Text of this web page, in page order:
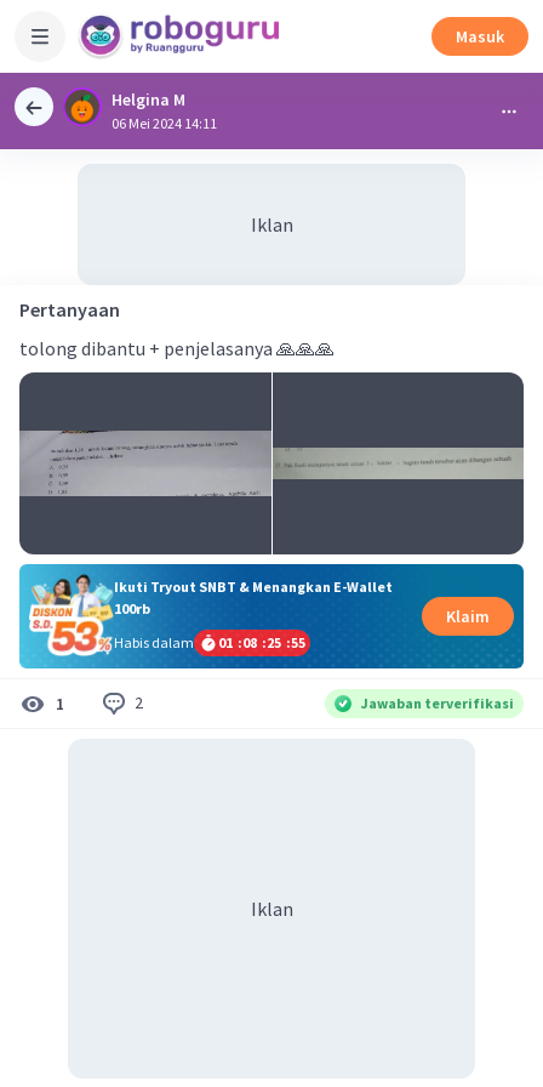
Masuk
Helgina M
06 Mei 2024 14:11
Iklan
Pertanyaan
tolong dibantu + penjelasanya 🙏🙏🙏
Ikuti Tryout SNBT & Menangkan E-Wallet
100rb
Habis dalam
01 :08 :25 :54
Klaim
1 2 Jawaban terverifikasi
Iklan